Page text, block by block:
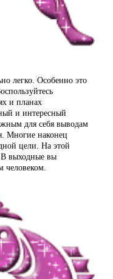
легко. Особенно это
и планах
и интересный
для себя выводам
Многие наконец
цели. На этой
В выходные вы
человеком.